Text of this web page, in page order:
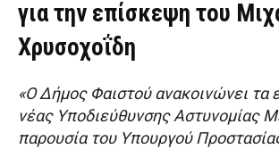
για την επίσκεψη του
Χρυσοχοΐδη
«Ο Δήμος Φαιστού ανακοινώνει τα
νέας Υποδιεύθυνσης Αστυνομίας
παρουσία του Υπουργού